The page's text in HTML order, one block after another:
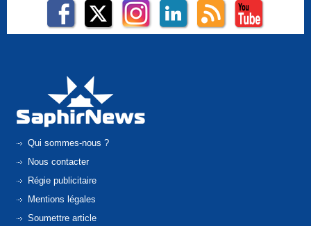
Qui sommes-nous ?
Nous contacter
Régie publicitaire
Mentions légales
Soumettre article